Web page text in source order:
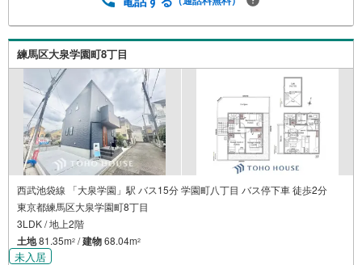
らまずは、お気軽に東宝ハウス溝の口に相談してみません
か？何も決まっていなくて大丈夫！まずはお客様の夢をお
聞かせ下さい！未来の「不安」を「安心」に変える「未来
カレンダー」もご来店時に好評です。スタッフ一同いつで
もお客様のお問合せをお待ちしております。
練馬区大泉学園町8丁目
西武池袋線 「大泉学園」駅 バス15分 学園町八丁目 バス停下車 徒歩2分
東京都練馬区大泉学園町8丁目
3LDK / 地上2階
土地81.35m2 /建物68.04m2
未入居